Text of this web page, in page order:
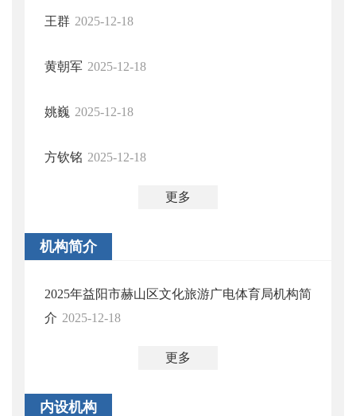
王群 2025-12-18
黄朝军 2025-12-18
姚巍 2025-12-18
方钦铭 2025-12-18
更多
机构简介
2025年益阳市赫山区文化旅游广电体育局机构简
介 2025-12-18
更多
内设机构